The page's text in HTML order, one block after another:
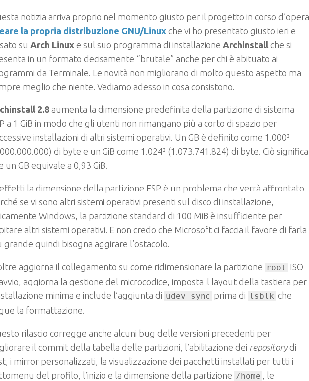
notizia arriva proprio nel momento giusto per il progetto in corso d’opera
la propria distribuzione GNU/Linux che vi ho presentato giusto ieri e
su Arch Linux e sul suo programma di installazione Archinstall che si
in un formato decisamente “brutale” anche per chi è abituato ai
da Terminale. Le novità non migliorano di molto questo aspetto ma
meglio che niente. Vediamo adesso in cosa consistono.
2.8 aumenta la dimensione predefinita della partizione di sistema
a 1 GiB in modo che gli utenti non rimangano più a corto di spazio per
installazioni di altri sistemi operativi. Un GB è definito come 1.000³
di byte e un GiB come 1.024³ (1.073.741.824) di byte. Ciò significa
un GB equivale a 0,93 GiB.
la dimensione della partizione ESP è un problema che verrà affrontato
se vi sono altri sistemi operativi presenti sul disco di installazione,
Windows, la partizione standard di 100 MiB è insufficiente per
altri sistemi operativi. E non credo che Microsoft ci faccia il favore di farla
grande quindi bisogna aggirare l’ostacolo.
aggiorna il collegamento su come ridimensionare la partizione root ISO
aggiorna la gestione del microcodice, imposta il layout della tastiera per
minima e include l’aggiunta di udev sync prima di lsblk che
la formattazione.
rilascio corregge anche alcuni bug delle versioni precedenti per
il commit della tabella delle partizioni, l’abilitazione dei repositorydi
i mirror personalizzati, la visualizzazione dei pacchetti installati per tutti i
del profilo, l’inizio e la dimensione della partizione /home , le